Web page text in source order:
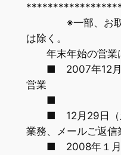
※一部、お取り
は除く。
年末年始の営業は
■ 2007年12月
営業
■
■ 12月29
業務、メールご返信
■ 2008年１